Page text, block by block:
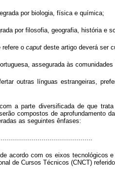
por biologia, física e química;
por filosofia, geografia, história e
refere o caputdeste artigo deverá ser
assegurada às
outras línguas estrangeiras,
a parte diversificada de que
compostos de aprofundamento
as seguintes ênfases:
acordo com os eixos tecnológicos
de Cursos Técnicos (CNCT)